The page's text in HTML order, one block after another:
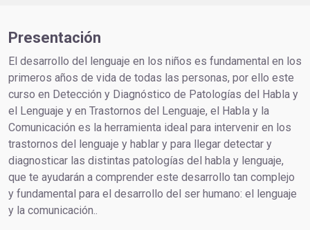
Presentación
El desarrollo del lenguaje en los niños es fundamental en los
primeros años de vida de todas las personas, por ello este
curso en Detección y Diagnóstico de Patologías del Habla y
el Lenguaje y en Trastornos del Lenguaje, el Habla y la
Comunicación es la herramienta ideal para intervenir en los
trastornos del lenguaje y hablar y para llegar detectar y
diagnosticar las distintas patologías del habla y lenguaje,
que te ayudarán a comprender este desarrollo tan complejo
y fundamental para el desarrollo del ser humano: el lenguaje
y la comunicación..